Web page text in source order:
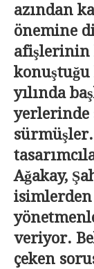
azından
önemine
afişlerinin
konuştuğu
yılında
yerlerinde
Ağakay,
isimlerden
veriyor.
çeken